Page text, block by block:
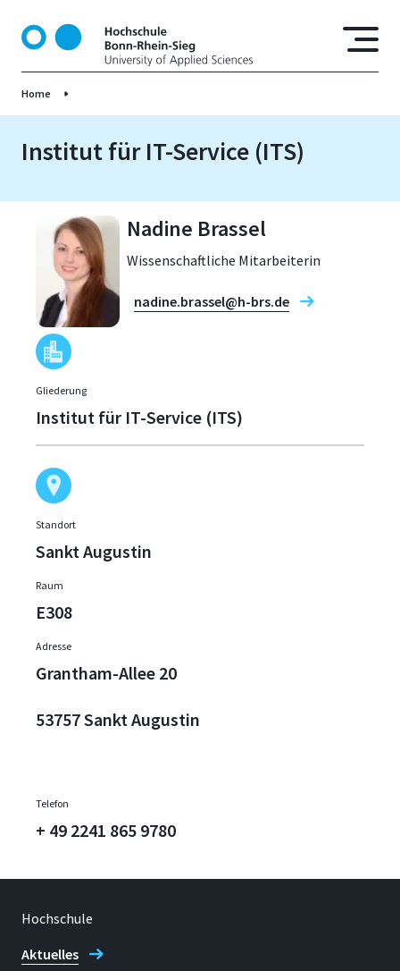
t
I
Home
Institut für IT-Service (ITS)
Nadine Brassel
Wissenschaftliche Mitarbeiterin
nadine.brassel@h-brs.de
Gliederung
Institut für IT-Service (ITS)
Standort
Sankt Augustin
Raum
E308
Adresse
Grantham-Allee 20
53757 Sankt Augustin
Telefon
+ 49 2241 865 9780
Hochschule
Aktuelles